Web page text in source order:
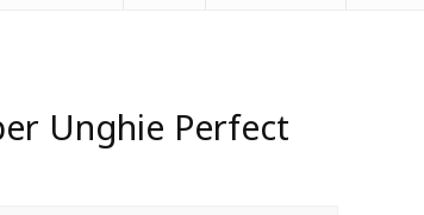
Unghie Perfect